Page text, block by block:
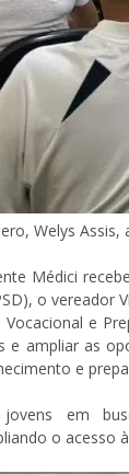
Welys
Médici
o vereador
e
e ampliar as
e
em
o acesso